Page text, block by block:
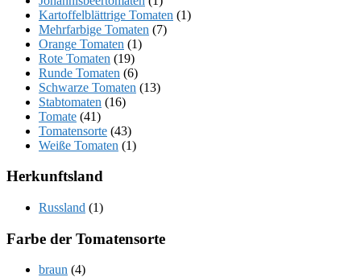
Kartoffelblättrige Tomaten (1)
Mehrfarbige Tomaten (7)
Orange Tomaten (1)
Rote Tomaten (19)
Runde Tomaten (6)
Schwarze Tomaten (13)
Stabtomaten (16)
Tomate (41)
Tomatensorte (43)
Weiße Tomaten (1)
Herkunftsland
Russland (1)
Farbe der Tomatensorte
braun (4)